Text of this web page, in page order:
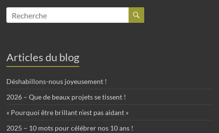
Articles du blog
Déshabillons-nous joyeusement !
2026 – Que de beaux projets se tissent !
« Pourquoi être brillant n’est pas aidant »
2025 – 10 mots pour célébrer nos 10 ans !